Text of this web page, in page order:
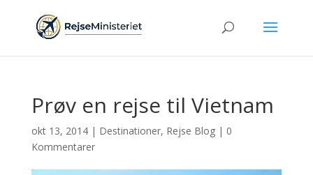
Prøv en rejse til Vietnam
okt 13, 2014| Destinationer, Rejse Blog| 0
Kommentarer